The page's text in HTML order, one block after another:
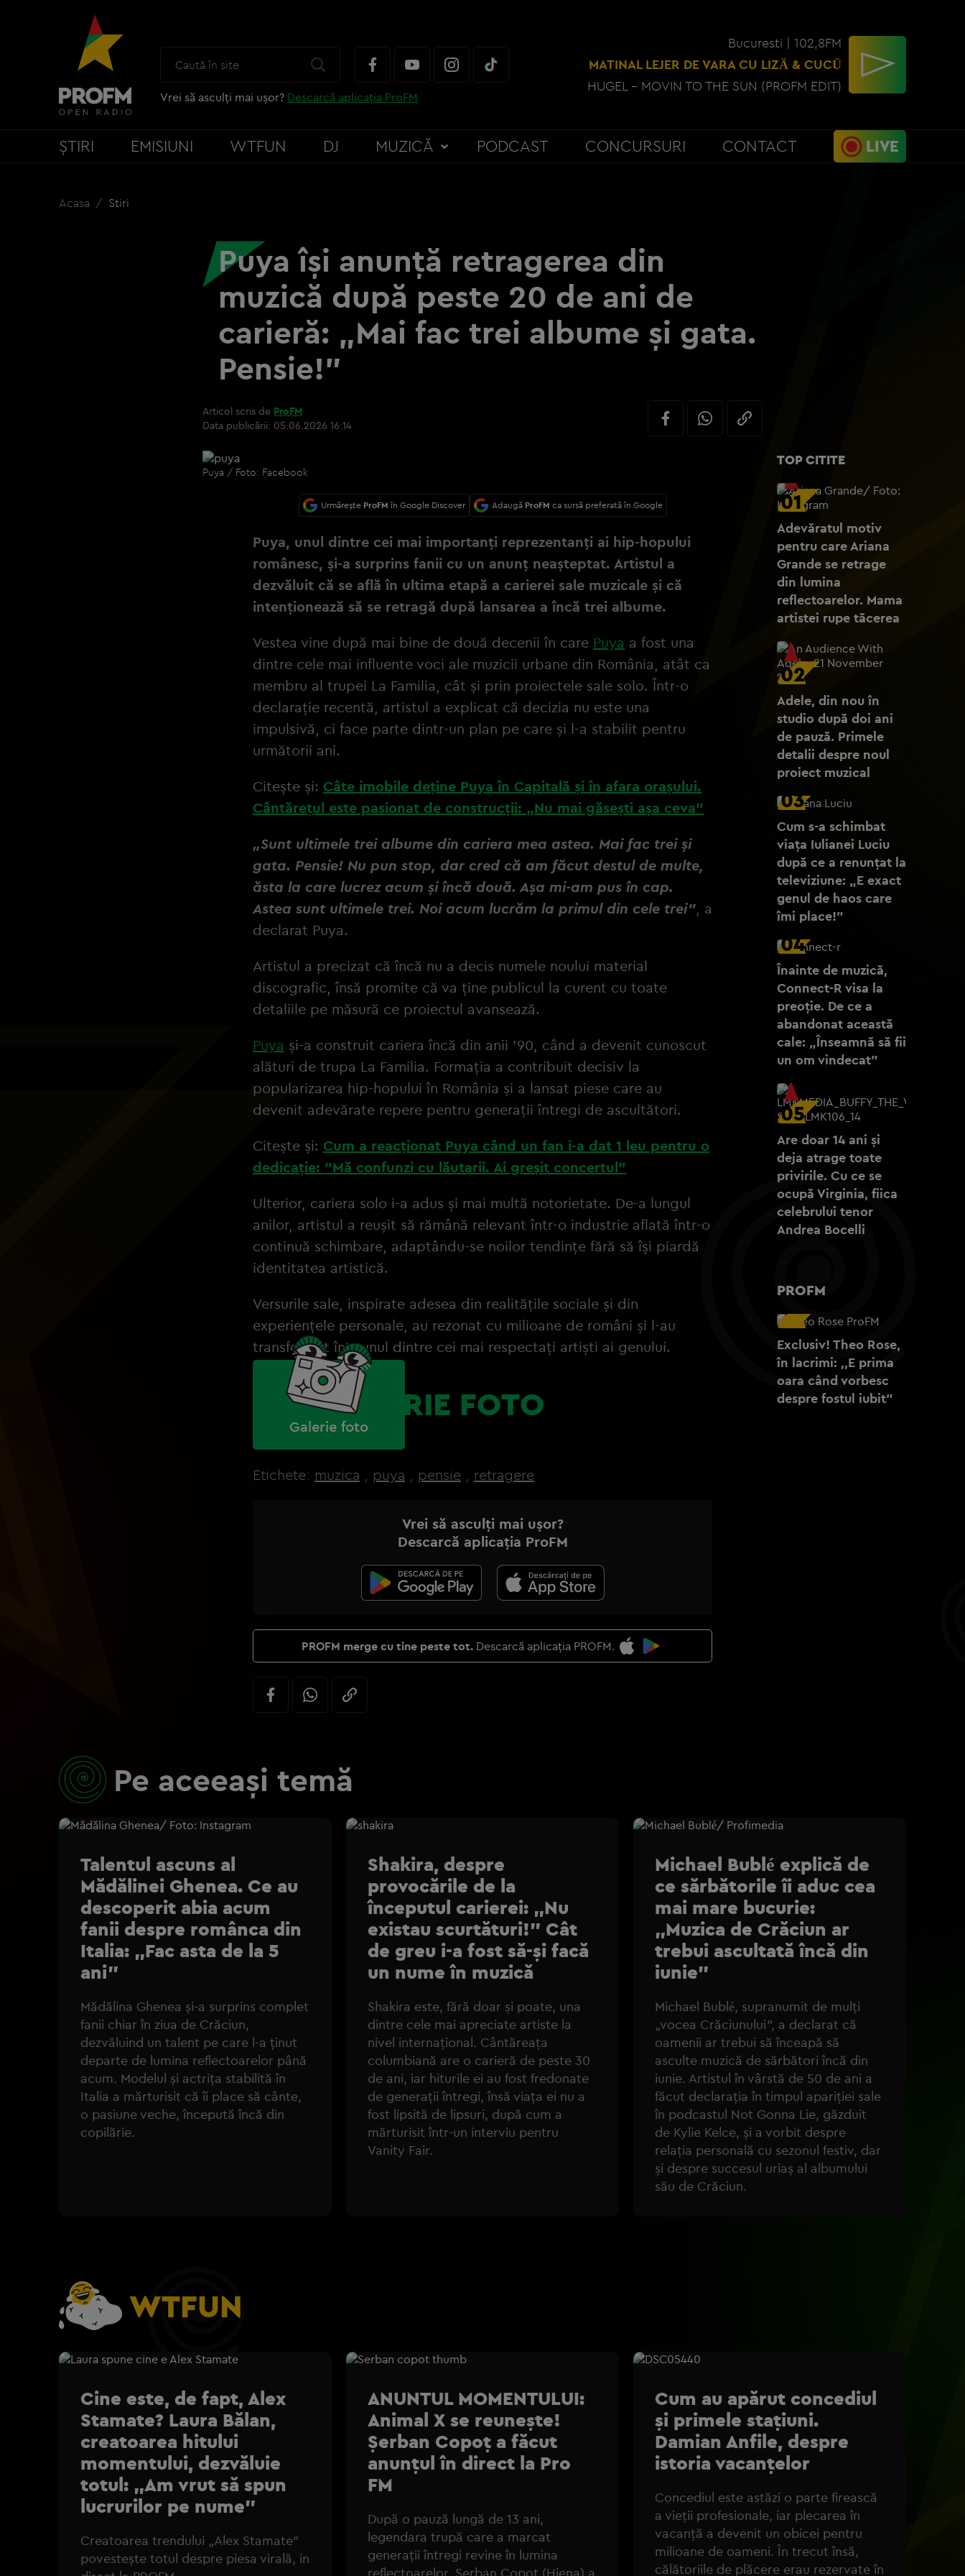
Vrei să asculți mai ușor? Descarcă aplicația ProFM
Bucuresti | 102,8FM
MATINAL LEJER DE VARA CU LIZÄ & CUCÜ
HUGEL - MOVIN TO THE SUN (PROFM EDIT)
ȘTIRI EMISIUNI WTFUN DJ MUZICĂ PODCAST CONCURSURI CONTACT LIVE
Acasa Stiri
Puya își anunță retragerea din
muzică după peste 20 de ani de
carieră: „Mai fac trei albume și gata.
Pensie!”
Articol scris de ProFM
Data publicării: 05.06.2026 16:14
Puya / Foto: Facebook
Urmărește ProFM în Google Discover Adaugă ProFM ca sursă preferată în Google
Puya, unul dintre cei mai importanți reprezentanți ai hip-hopului
românesc, și-a surprins fanii cu un anunț neașteptat. Artistul a
dezvăluit că se află în ultima etapă a carierei sale muzicale și că
intenționează să se retragă după lansarea a încă trei albume.
Vestea vine după mai bine de două decenii în care Puya a fost una
dintre cele mai influente voci ale muzicii urbane din România, atât ca
membru al trupei La Familia, cât și prin proiectele sale solo. Într-o
declarație recentă, artistul a explicat că decizia nu este una
impulsivă, ci face parte dintr-un plan pe care și l-a stabilit pentru
următorii ani.
Citește și: Câte imobile deține Puya în Capitală și în afara orașului.
Cântărețul este pasionat de construcții: „Nu mai găsești așa ceva”
„Sunt ultimele trei albume din cariera mea astea. Mai fac trei și
gata. Pensie! Nu pun stop, dar cred că am făcut destul de multe,
ăsta la care lucrez acum și încă două. Așa mi-am pus în cap.
Astea sunt ultimele trei. Noi acum lucrăm la primul din cele trei”, a
declarat Puya.
Artistul a precizat că încă nu a decis numele noului material
discografic, însă promite că va ține publicul la curent cu toate
detaliile pe măsură ce proiectul avansează.
Puya și-a construit cariera încă din anii '90, când a devenit cunoscut
alături de trupa La Familia. Formația a contribuit decisiv la
popularizarea hip-hopului în România și a lansat piese care au
devenit adevărate repere pentru generații întregi de ascultători.
Citește și: Cum a reacționat Puya când un fan i-a dat 1 leu pentru o
dedicație: "Mă confunzi cu lăutarii. Ai greșit concertul"
Ulterior, cariera solo i-a adus și mai multă notorietate. De-a lungul
anilor, artistul a reușit să rămână relevant într-o industrie aflată într-o
continuă schimbare, adaptându-se noilor tendințe fără să își piardă
identitatea artistică.
Versurile sale, inspirate adesea din realitățile sociale și din
experiențele personale, au rezonat cu milioane de români și l-au
transformat într-unul dintre cei mai respectați artiști ai genului.
GALERIE FOTO
Galerie foto
Etichete: muzica , puya , pensie, retragere
Vrei să asculți mai ușor?
Descarcă aplicația ProFM
PROFM merge cu tine peste tot. Descarcă aplicația PROFM.
TOP CITITE
01
Adevăratul motiv
pentru care Ariana
Grande se retrage
din lumina
reflectoarelor. Mama
artistei rupe tăcerea
02
Adele, din nou în
studio după doi ani
de pauză. Primele
detalii despre noul
proiect muzical
03
Cum s-a schimbat
viața Iulianei Luciu
după ce a renunțat la
televiziune: „E exact
genul de haos care
îmi place!”
04
Înainte de muzică,
Connect-R visa la
preoție. De ce a
abandonat această
cale: „Înseamnă să fii
un om vindecat”
05
Are doar 14 ani și
deja atrage toate
privirile. Cu ce se
ocupă Virginia, fiica
celebrului tenor
Andrea Bocelli
PROFM
Exclusiv! Theo Rose,
în lacrimi: ,,E prima
oara când vorbesc
despre fostul iubit”
Pe aceeași temă
Talentul ascuns al
Mădălinei Ghenea. Ce au
descoperit abia acum
fanii despre românca din
Italia: „Fac asta de la 5
ani”
Mădălina Ghenea și-a surprins complet
fanii chiar în ziua de Crăciun,
dezvăluind un talent pe care l-a ținut
departe de lumina reflectoarelor până
acum. Modelul și actrița stabilită în
Italia a mărturisit că îi place să cânte,
o pasiune veche, începută încă din
copilărie.
Shakira, despre
provocările de la
începutul carierei: „Nu
existau scurtături!” Cât
de greu i-a fost să-și facă
un nume în muzică
Shakira este, fără doar și poate, una
dintre cele mai apreciate artiste la
nivel internațional. Cântăreața
columbiană are o carieră de peste 30
de ani, iar hiturile ei au fost fredonate
de generații întregi, însă viața ei nu a
fost lipsită de lipsuri, după cum a
mărturisit într-un interviu pentru
Vanity Fair.
Michael Bublé explică de
ce sărbătorile îi aduc cea
mai mare bucurie:
„Muzica de Crăciun ar
trebui ascultată încă din
iunie”
Michael Bublé, supranumit de mulți
„vocea Crăciunului”, a declarat că
oamenii ar trebui să înceapă să
asculte muzică de sărbători încă din
iunie. Artistul în vârstă de 50 de ani a
făcut declarația în timpul apariției sale
în podcastul Not Gonna Lie, găzduit
de Kylie Kelce, și a vorbit despre
relația personală cu sezonul festiv, dar
și despre succesul uriaș al albumului
său de Crăciun.
WTFUN
Cine este, de fapt, Alex
Stamate? Laura Bălan,
creatoarea hitului
momentului, dezvăluie
totul: „Am vrut să spun
lucrurilor pe nume”
Creatoarea trendului „Alex Stamate”
povestește totul despre piesa virală, in
ANUNTUL MOMENTULUI:
Animal X se reunește!
Șerban Copoț a făcut
anunțul în direct la Pro
FM
După o pauză lungă de 13 ani,
legendara trupă care a marcat
generații întregi revine în lumina
Cum au apărut concediul
și primele stațiuni.
Damian Anfile, despre
istoria vacanțelor
Concediul este astăzi o parte firească
a vieții profesionale, iar plecarea în
vacanță a devenit un obicei pentru
milioane de oameni. În trecut însă,
călătoriile de plăcere erau rezervate în